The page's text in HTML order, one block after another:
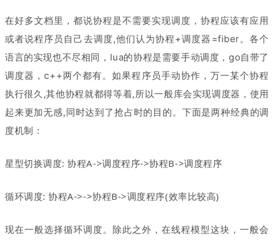
在好多文档里 ， 都说协程是不需要实现调度，协程应该有应用
或者说程序员自己去调度,他们认为协程+调度器=fiber。各个
语言的实现也不尽相同， lua的协程是需要手动调度，go自带了
调度器，c++两个都有。如果程序员手动协作 ， 万一某个协程
执行很久,其他协程就都得等着,所以一般库会实现调度器，使用
起来更加无感,同时达到了抢占时的目的。 下面是两种经典的调
度机制：
星型切换调度: 协程A->调度程序->协程B->调度程序
循环调度: 协程A->->协程B->调度程序(效率比较高)
现在一般选择循环调度。除此之外，在线程模型这块，一般会